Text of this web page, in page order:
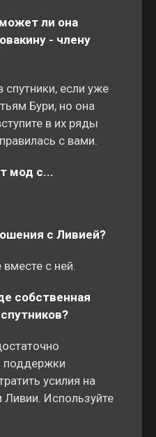
ли она
- члену
если уже
Бури, но она
в их ряды
с вами.
мод с...
с Ливией?
с ней.
собственная
поддержки
усилия на
Используйте